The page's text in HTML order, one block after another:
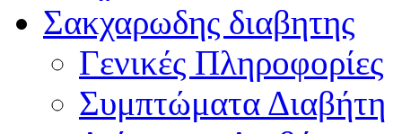
Σακχαρωδης διαβητης
Γενικές Πληροφορίες
Συμπτώματα Διαβήτη